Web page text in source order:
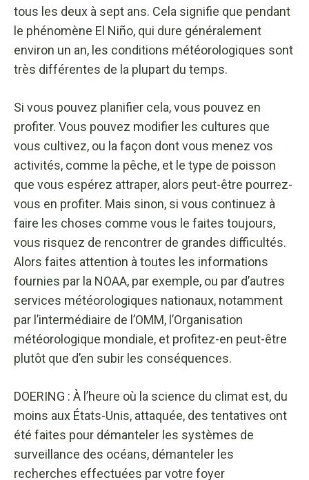
tous les deux à sept ans. Cela signifie que pendant
le phénomène El Niño, qui dure généralement
environ un an, les conditions météorologiques sont
très différentes de la plupart du temps.
Si vous pouvez planifier cela, vous pouvez en
profiter. Vous pouvez modifier les cultures que
vous cultivez, ou la façon dont vous menez vos
activités, comme la pêche, et le type de poisson
que vous espérez attraper, alors peut-être pourrez-
vous en profiter. Mais sinon, si vous continuez à
faire les choses comme vous le faites toujours,
vous risquez de rencontrer de grandes difficultés.
Alors faites attention à toutes les informations
fournies par la NOAA, par exemple, ou par d’autres
services météorologiques nationaux, notamment
par l’intermédiaire de l’OMM, l’Organisation
météorologique mondiale, et profitez-en peut-être
plutôt que d’en subir les conséquences.
DOERING : À l’heure où la science du climat est, du
moins aux États-Unis, attaquée, des tentatives ont
été faites pour démanteler les systèmes de
surveillance des océans, démanteler les
recherches effectuées par votre foyer